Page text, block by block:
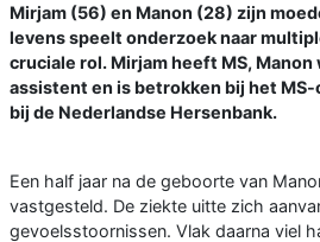
Mirjam (56) en Manon (28) zijn
levens speelt onderzoek naar
cruciale rol. Mirjam heeft MS,
assistent en is betrokken bij het
bij de Nederlandse Hersenbank.
Een half jaar na de geboorte van
vastgesteld. De ziekte uitte zich
gevoelsstoornissen. Vlak daarna viel